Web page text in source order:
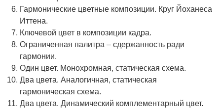
Гармонические цветные композиции. Круг Йоханеса
Иттена.
Ключевой цвет в композиции кадра.
Ограниченная палитра – сдержанность ради
гармонии.
Один цвет. Монохромная, статическая схема.
Два цвета. Аналогичная, статическая
гармоническая схема.
Два цвета. Динамический комплементарный цвет.